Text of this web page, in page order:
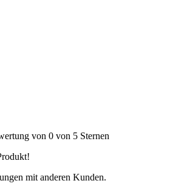
von 0 von 5 Sternen
mit anderen Kunden.